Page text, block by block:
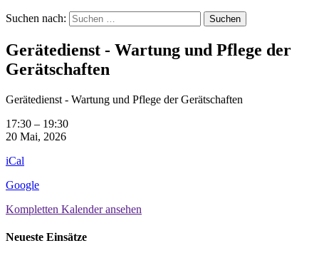
Suchen nach:
Gerätedienst - Wartung und Pflege der
Gerätschaften
Gerätedienst - Wartung und Pflege der Gerätschaften
17:30 – 19:30
20 Mai, 2026
iCal
Google
Kompletten Kalender ansehen
Neueste Einsätze